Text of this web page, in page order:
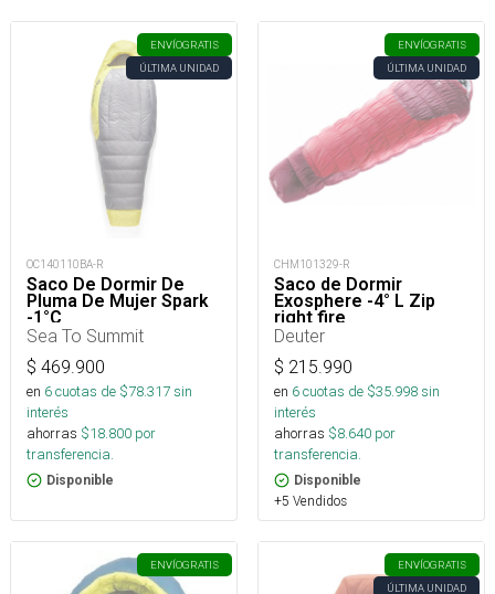
ENVÍOGRATIS
ÚLTIMA UNIDAD
OC140110BA-R
Saco De Dormir De
Pluma De Mujer Spark
-1°C
Sea To Summit
$ 469.900
en 6cuotas de $78.317sin
interés
ahorras $18.800 por
transferencia.
Disponible
ENVÍOGRATIS
ÚLTIMA UNIDAD
CHM101329-R
Saco de Dormir
Exosphere -4° L Zip
right fire
Deuter
$ 215.990
en 6cuotas de $35.998sin
interés
ahorras $8.640 por
transferencia.
Disponible
+5 Vendidos
ENVÍOGRATIS ENVÍOGRATIS
ÚLTIMA UNIDAD